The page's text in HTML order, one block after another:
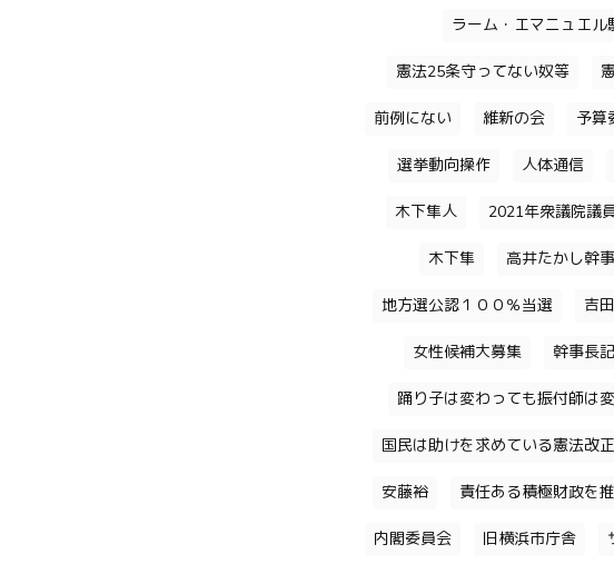
ラーム・エマニュエル
憲法25条守ってない奴等
前例にない 維新の会 予算
選挙動向操作 人体通信
木下隼人 2021年衆議院議
木下隼 高井たかし幹
地方選公認１００％当選 吉
女性候補大募集 幹事長
踊り子は変わっても振付師は
国民は助けを求めている憲法改
安藤裕 責任ある積極財政を
内閣委員会 旧横浜市庁舎